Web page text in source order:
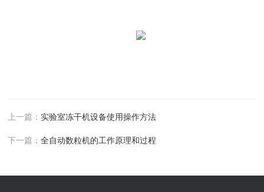
上一篇： 实验室冻干机设备使用操作方法
下一篇：全自动数粒机的工作原理和过程